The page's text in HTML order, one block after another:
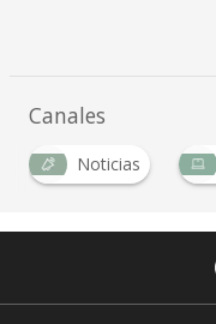
Canales
Noticias